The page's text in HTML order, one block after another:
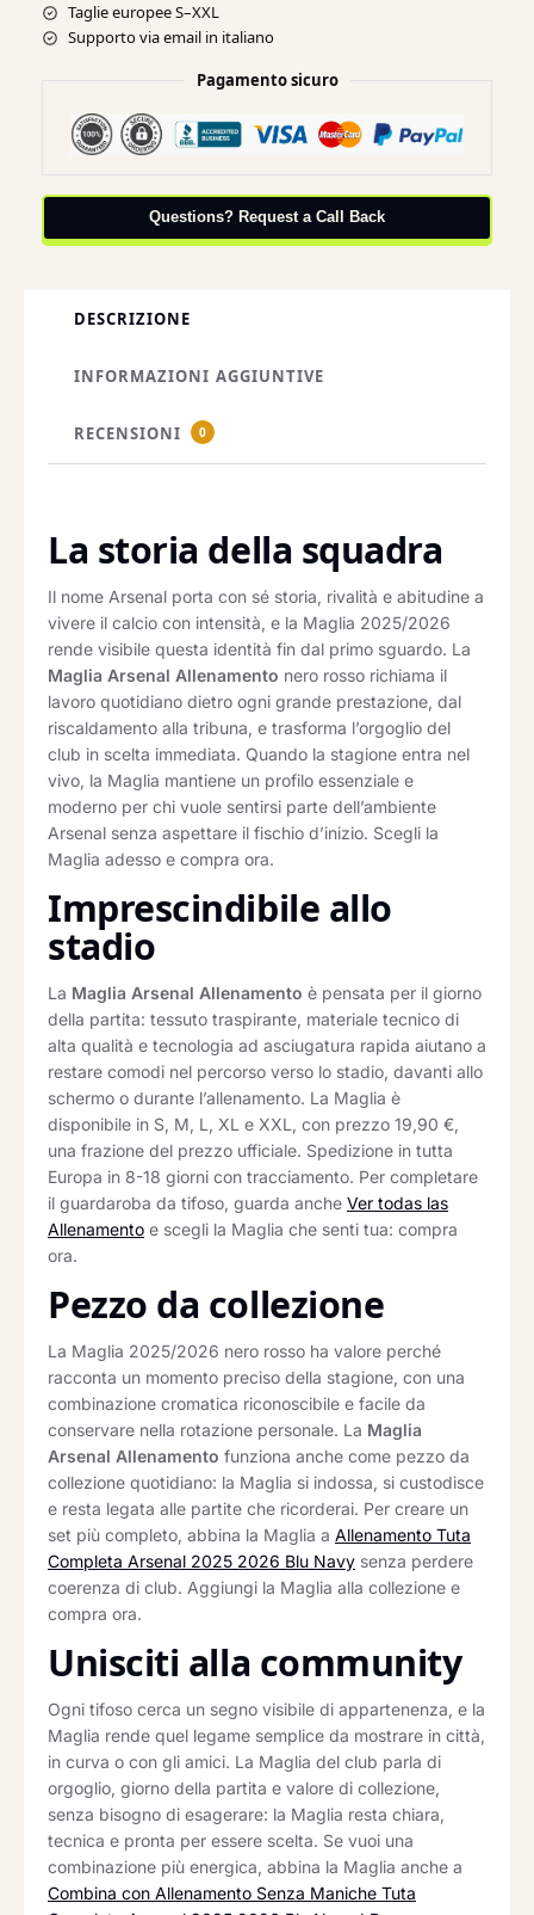
Taglie europee S–XXL
Supporto via email in italiano
Pagamento sicuro
Questions? Request a Call Back
DESCRIZIONE
INFORMAZIONI AGGIUNTIVE
RECENSIONI 0
La storia della squadra
Il nome Arsenal porta con sé storia, rivalità e abitudine a
vivere il calcio con intensità, e la Maglia 2025/2026
rende visibile questa identità fin dal primo sguardo. La
Maglia Arsenal Allenamento nero rosso richiama il
lavoro quotidiano dietro ogni grande prestazione, dal
riscaldamento alla tribuna, e trasforma l’orgoglio del
club in scelta immediata. Quando la stagione entra nel
vivo, la Maglia mantiene un profilo essenziale e
moderno per chi vuole sentirsi parte dell’ambiente
Arsenal senza aspettare il fischio d’inizio. Scegli la
Maglia adesso e compra ora.
Imprescindibile allo
stadio
La Maglia Arsenal Allenamento è pensata per il giorno
della partita: tessuto traspirante, materiale tecnico di
alta qualità e tecnologia ad asciugatura rapida aiutano a
restare comodi nel percorso verso lo stadio, davanti allo
schermo o durante l’allenamento. La Maglia è
disponibile in S, M, L, XL e XXL, con prezzo 19,90 €,
una frazione del prezzo ufficiale. Spedizione in tutta
Europa in 8-18 giorni con tracciamento. Per completare
il guardaroba da tifoso, guarda anche Ver todas las
Allenamento e scegli la Maglia che senti tua: compra
ora.
Pezzo da collezione
La Maglia 2025/2026 nero rosso ha valore perché
racconta un momento preciso della stagione, con una
combinazione cromatica riconoscibile e facile da
conservare nella rotazione personale. La Maglia
Arsenal Allenamento funziona anche come pezzo da
collezione quotidiano: la Maglia si indossa, si custodisce
e resta legata alle partite che ricorderai. Per creare un
set più completo, abbina la Maglia a Allenamento Tuta
Completa Arsenal 2025 2026 Blu Navy senza perdere
coerenza di club. Aggiungi la Maglia alla collezione e
compra ora.
Unisciti alla community
Ogni tifoso cerca un segno visibile di appartenenza, e la
Maglia rende quel legame semplice da mostrare in città,
in curva o con gli amici. La Maglia del club parla di
orgoglio, giorno della partita e valore di collezione,
senza bisogno di esagerare: la Maglia resta chiara,
tecnica e pronta per essere scelta. Se vuoi una
combinazione più energica, abbina la Maglia anche a
Combina con Allenamento Senza Maniche Tuta